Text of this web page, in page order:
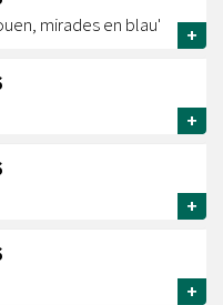
mirades en blau'
+
+
+
+